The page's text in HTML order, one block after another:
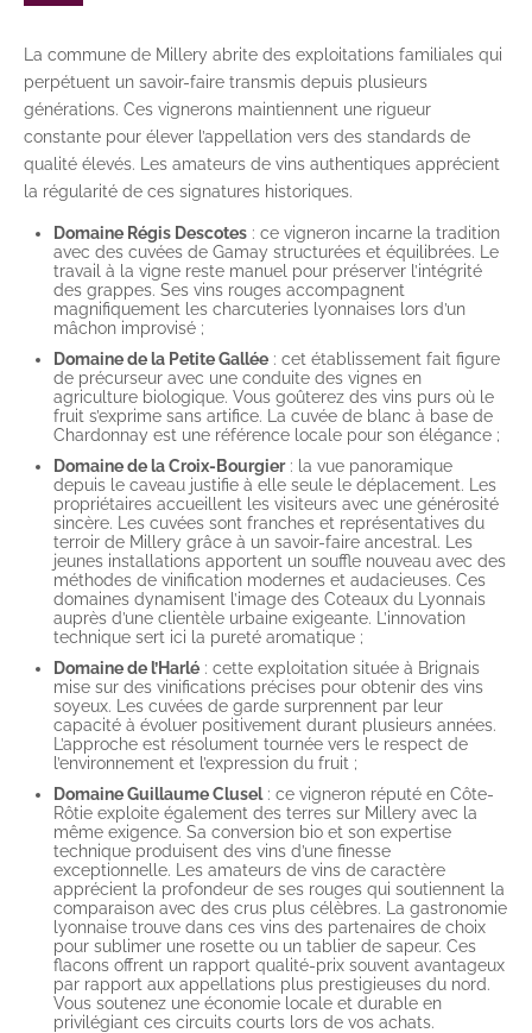
La commune de Millery abrite des exploitations familiales qui
perpétuent un savoir-faire transmis depuis plusieurs
générations. Ces vignerons maintiennent une rigueur
constante pour élever l’appellation vers des standards de
qualité élevés. Les amateurs de vins authentiques apprécient
la régularité de ces signatures historiques.
Domaine Régis Descotes : ce vigneron incarne la tradition
avec des cuvées de Gamay structurées et équilibrées. Le
travail à la vigne reste manuel pour préserver l’intégrité
des grappes. Ses vins rouges accompagnent
magnifiquement les charcuteries lyonnaises lors d’un
mâchon improvisé ;
Domaine de la Petite Gallée : cet établissement fait figure
de précurseur avec une conduite des vignes en
agriculture biologique. Vous goûterez des vins purs où le
fruit s’exprime sans artifice. La cuvée de blanc à base de
Chardonnay est une référence locale pour son élégance ;
Domaine de la Croix-Bourgier: la vue panoramique
depuis le caveau justifie à elle seule le déplacement. Les
propriétaires accueillent les visiteurs avec une générosité
sincère. Les cuvées sont franches et représentatives du
terroir de Millery grâce à un savoir-faire ancestral. Les
jeunes installations apportent un souffle nouveau avec des
méthodes de vinification modernes et audacieuses. Ces
domaines dynamisent l’image des Coteaux du Lyonnais
auprès d’une clientèle urbaine exigeante. L’innovation
technique sert ici la pureté aromatique ;
Domaine de l’Harlé : cette exploitation située à Brignais
mise sur des vinifications précises pour obtenir des vins
soyeux. Les cuvées de garde surprennent par leur
capacité à évoluer positivement durant plusieurs années.
L’approche est résolument tournée vers le respect de
l’environnement et l’expression du fruit ;
Domaine Guillaume Clusel: ce vigneron réputé en Côte-
Rôtie exploite également des terres sur Millery avec la
même exigence. Sa conversion bio et son expertise
technique produisent des vins d’une finesse
exceptionnelle. Les amateurs de vins de caractère
apprécient la profondeur de ses rouges qui soutiennent la
comparaison avec des crus plus célèbres. La gastronomie
lyonnaise trouve dans ces vins des partenaires de choix
pour sublimer une rosette ou un tablier de sapeur. Ces
flacons offrent un rapport qualité-prix souvent avantageux
par rapport aux appellations plus prestigieuses du nord.
Vous soutenez une économie locale et durable en
privilégiant ces circuits courts lors de vos achats.